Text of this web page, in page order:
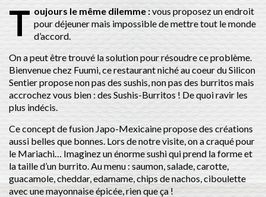
T oujours le même dilemme :vous proposez un endroit
pour déjeuner mais impossible de mettre tout le monde
d’accord.
On a peut être trouvé la solution pour résoudre ce problème.
Bienvenue chez Fuumi, ce restaurant niché au coeur du Silicon
Sentier propose non pas des sushis, non pas des burritos mais
accrochez vous bien : des Sushis-Burritos ! De quoi ravir les
plus indécis.
Ce concept de fusion Japo-Mexicaine propose des créations
aussi belles que bonnes. Lors de notre visite, on a craqué pour
le Mariachi… Imaginez un énorme sushi qui prend la forme et
la taille d’un burrito. Au menu : saumon, salade, carotte,
guacamole, cheddar, edamame, chips de nachos, ciboulette
avec une mayonnaise épicée, rien que ça !